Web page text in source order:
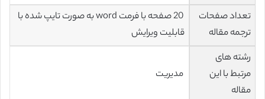
تعداد صفحات
ترجمه مقاله
20 صفحه با فرمت word به صورت تایپ شده با
قابلیت ویرایش
رشته های
مرتبط با این
مقاله
مدیریت